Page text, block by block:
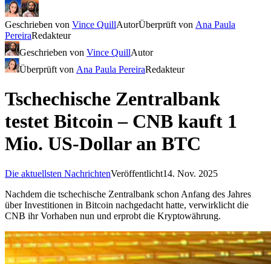
Geschrieben von Vince QuillAutorÜberprüft von Ana Paula
PereiraRedakteur
Geschrieben von Vince QuillAutor
Überprüft von Ana Paula PereiraRedakteur
Tschechische Zentralbank
testet Bitcoin – CNB kauft 1
Mio. US-Dollar an BTC
Die aktuellsten NachrichtenVeröffentlicht14. Nov. 2025
Nachdem die tschechische Zentralbank schon Anfang des Jahres
über Investitionen in Bitcoin nachgedacht hatte, verwirklicht die
CNB ihr Vorhaben nun und erprobt die Kryptowährung.